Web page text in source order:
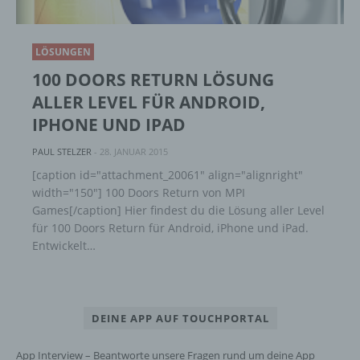
LÖSUNGEN
100 DOORS RETURN LÖSUNG
ALLER LEVEL FÜR ANDROID,
IPHONE UND IPAD
PAUL STELZER - 28. JANUAR 2015
[caption id="attachment_20061" align="alignright"
width="150"] 100 Doors Return von MPI
Games[/caption] Hier findest du die Lösung aller Level
für 100 Doors Return für Android, iPhone und iPad.
Entwickelt…
DEINE APP AUF TOUCHPORTAL
App Interview – Beantworte unsere Fragen rund um deine App
lesbar und verständlich sein. Um dies zu
gewährleisten, möchten wir vorab die verwendeten
Wir verwenden in dieser Datenschutzerklärung
unter anderem die folgenden Begriffe:
Personenbezogene Daten sind alle
Informationen, die sich auf eine identifizierte
oder identifizierbare natürliche Person (im
Folgenden „betroffene Person") beziehen.
Als identifizierbar wird eine natürliche
Online-Kennung oder zu einem oder
Ausdruck der physischen, physiologischen,